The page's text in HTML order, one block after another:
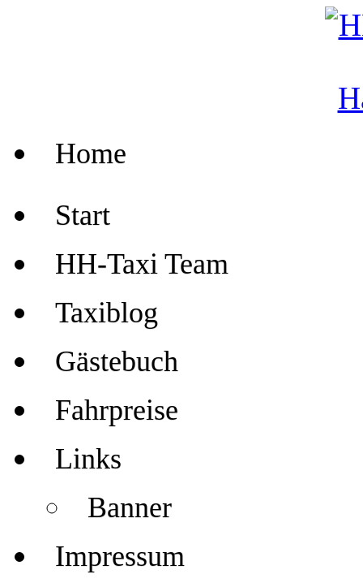
Home
Start
HH-Taxi Team
Taxiblog
Gästebuch
Fahrpreise
Links
Banner
Impressum